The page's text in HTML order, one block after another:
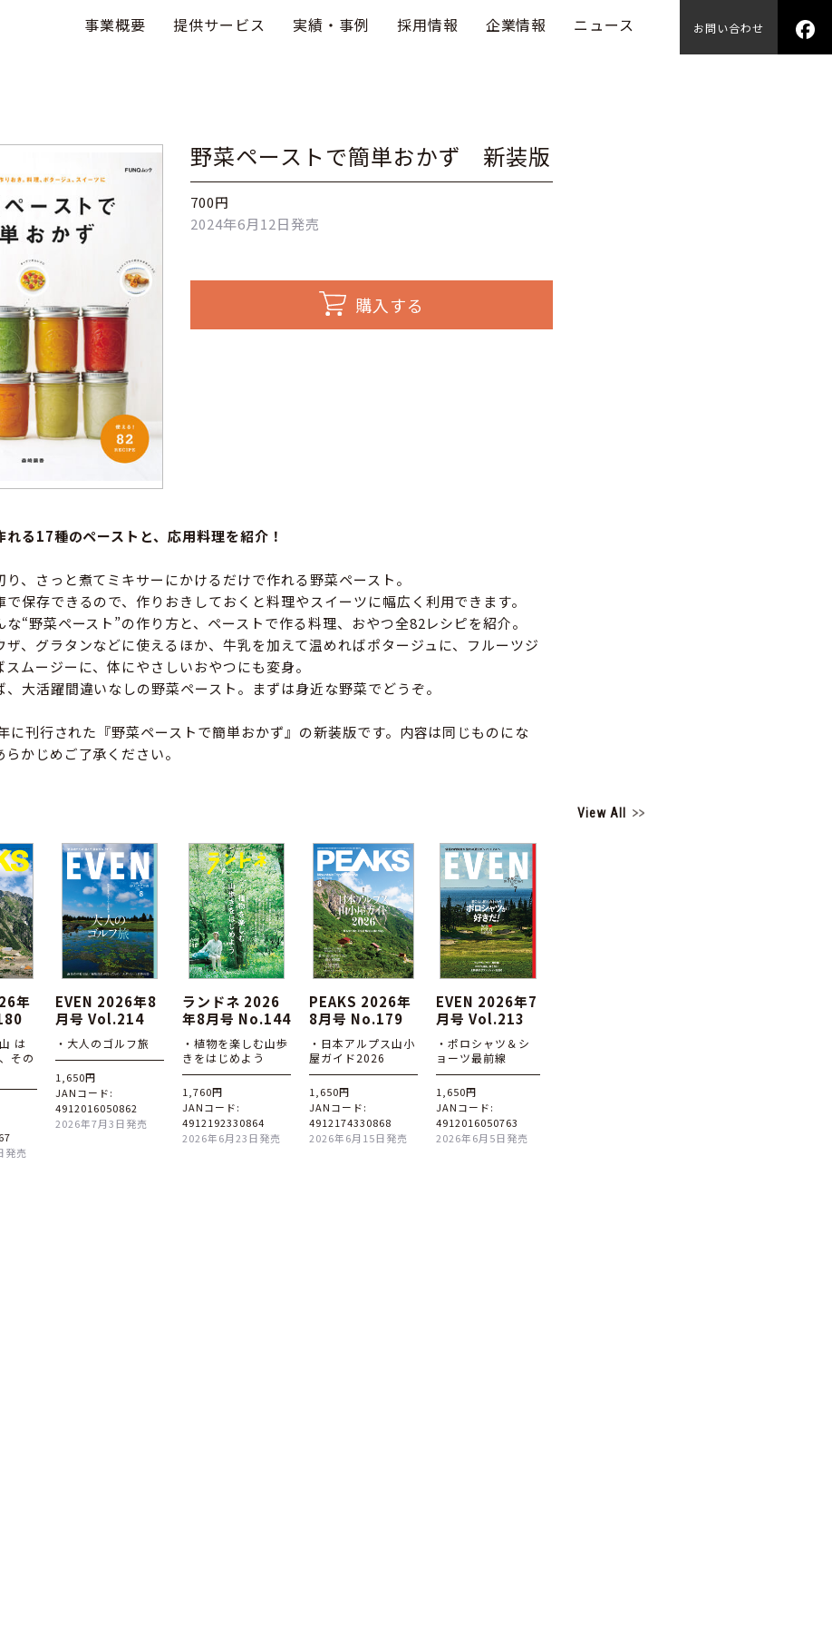
事業概要 提供サービス 実績・事例 採用情報 企業情報 ニュース お問い合わせ
野菜ペーストで簡単おかず 新装版
700円
2024年6月12日発売
購入する
る17種のペーストと、応用料理を紹介！
、さっと煮てミキサーにかけるだけで作れる野菜ペースト。
で保存できるので、作りおきしておくと料理やスイーツに幅広く利用できます。
“野菜ペースト”の作り方と、ペーストで作る料理、おやつ全82レシピを紹介。
ザ、グラタンなどに使えるほか、牛乳を加えて温めればポタージュに、フルーツジ
スムージーに、体にやさしいおやつにも変身。
、大活躍間違いなしの野菜ペースト。まずは身近な野菜でどうぞ。
に刊行された『野菜ペーストで簡単おかず』の新装版です。内容は同じものにな
かじめご了承ください。
View All
年
は
その
発売
EVEN 2026年8
月号 Vol.214
・大人のゴルフ旅
1,650円
JANコード:
4912016050862
2026年7月3日発売
ランドネ 2026
年8月号 No.144
・植物を楽しむ山歩
きをはじめよう
1,760円
JANコード:
4912192330864
2026年6月23日発売
PEAKS 2026年
8月号 No.179
・日本アルプス山小
屋ガイド2026
1,650円
JANコード:
4912174330868
2026年6月15日発売
EVEN 2026年7
月号 Vol.213
・ポロシャツ＆シ
ョーツ最前線
1,650円
JANコード:
4912016050763
2026年6月5日発売